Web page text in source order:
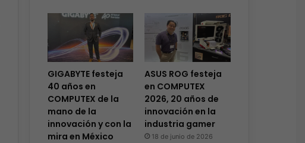
GIGABYTE festeja
40 años en
COMPUTEX de la
mano de la
innovación y con la
mira en México
ASUS ROG festeja
en COMPUTEX
2026, 20 años de
innovación en la
industria gamer
18 de junio de 2026